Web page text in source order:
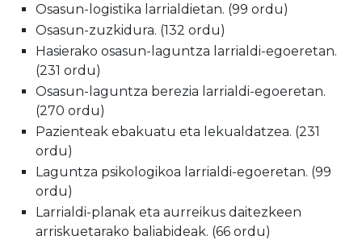
Osasun-logistika larrialdietan. (99 ordu)
Osasun-zuzkidura. (132 ordu)
Hasierako osasun-laguntza larrialdi-egoeretan.
(231 ordu)
Osasun-laguntza berezia larrialdi-egoeretan.
(270 ordu)
Pazienteak ebakuatu eta lekualdatzea. (231
ordu)
Laguntza psikologikoa larrialdi-egoeretan. (99
ordu)
Larrialdi-planak eta aurreikus daitezkeen
arriskuetarako baliabideak. (66 ordu)